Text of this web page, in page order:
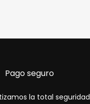
Pago seguro
la total